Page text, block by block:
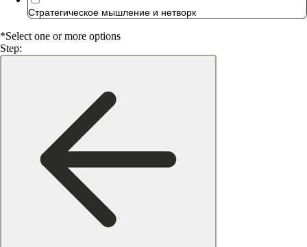
Стратегическое мышление и нетворк
*Select one or more options
Step: